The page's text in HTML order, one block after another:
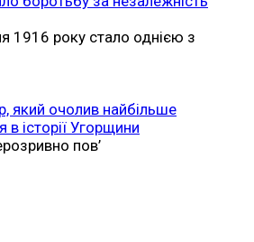
1916 року стало однією з
який очолив найбільше
в історії Угорщини
пов’